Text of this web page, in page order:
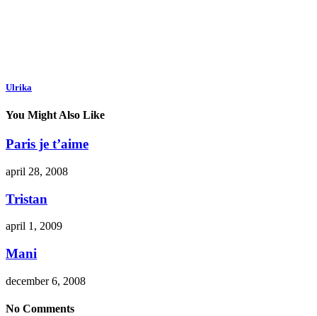
Ulrika
You Might Also Like
Paris je t’aime
april 28, 2008
Tristan
april 1, 2009
Mani
december 6, 2008
No Comments